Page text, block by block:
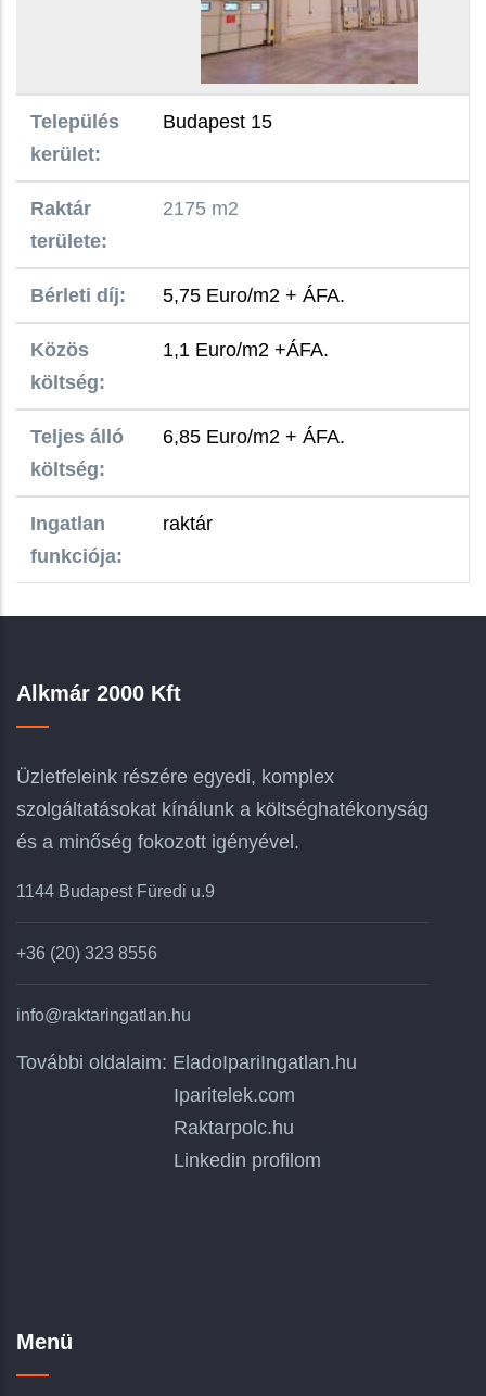
Település
kerület:
Budapest 15
Raktár
területe:
2175 m2
Bérleti díj: 5,75 Euro/m2 + ÁFA.
Közös
költség:
1,1 Euro/m2 +ÁFA.
Teljes álló
költség:
6,85 Euro/m2 + ÁFA.
Ingatlan
funkciója:
raktár
Alkmár 2000 Kft
Üzletfeleink részére egyedi, komplex
szolgáltatásokat kínálunk a költséghatékonyság
és a minőség fokozott igényével.
1144 Budapest Füredi u.9
+36 (20) 323 8556
info@raktaringatlan.hu
További oldalaim: EladoIpariIngatlan.hu
Iparitelek.com
Raktarpolc.hu
Linkedin profilom
Menü